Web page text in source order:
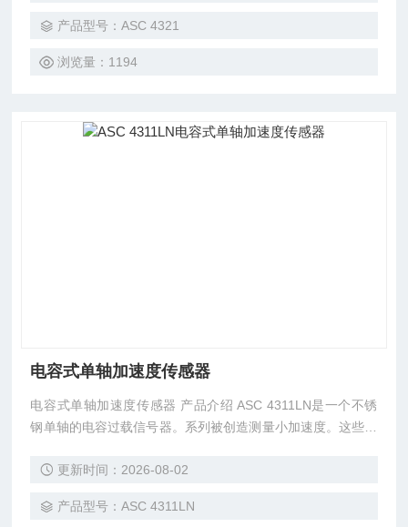
定性测试,驾驶动态/驾驶舒适度测量,结构测试,航空,结构分析,
颤振测试,飞行测试,HUMS
产品型号：ASC 4321
浏览量：1194
电容式单轴加速度传感器
电容式单轴加速度传感器 产品介绍 ASC 4311LN是一个不锈
钢单轴的电容过载信号器。系列被创造测量小加速度。这些测
种各样的温度。它使用电容技术，小测定范围可能仍然被做。
信号是独立的与它的在+8VDC之间的力量对+30VDC。它来与
更新时间：2026-08-02
产品型号：ASC 4311LN